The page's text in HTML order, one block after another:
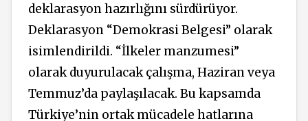
deklarasyon hazırlığını sürdürüyor.
Deklarasyon “Demokrasi Belgesi” olarak
isimlendirildi. “İlkeler manzumesi”
olarak duyurulacak çalışma, Haziran veya
Temmuz’da paylaşılacak. Bu kapsamda
Türkiye’nin ortak mücadele hatlarına